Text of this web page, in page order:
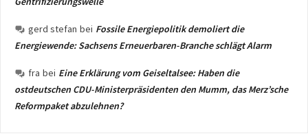
gerd stefan bei Fossile Energiepolitik demoliert die
Energiewende: Sachsens Erneuerbaren-Branche schlägt Alarm
fra bei Eine Erklärung vom Geiseltalsee: Haben die
ostdeutschen CDU-Ministerpräsidenten den Mumm, das Merz’sche
Reformpaket abzulehnen?